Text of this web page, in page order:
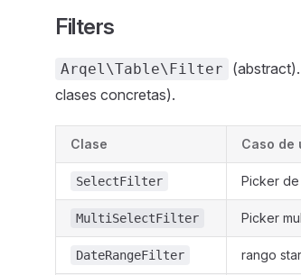
Filters
Arqel\Table\Filter
clases concretas).
Clase Caso de
SelectFilter Picker
MultiSelectFilter Picker
DateRangeFilter rango